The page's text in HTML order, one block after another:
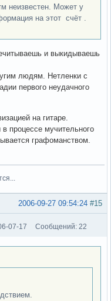
неизвестен. Может у
на этот счёт .
и выкидываешь
людям. Нетленки с
первого неудачного
на гитаре.
процессе мучительного
графоманством.
#15
2006-09-27 09:54:24
07-17 Сообщений: 22